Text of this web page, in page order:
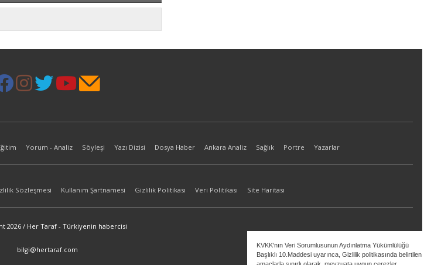
KVKK'nın Veri Sorumlusunun Aydınlatma Yükümlülüğü
Başlıklı 10.Maddesi uyarınca, Gizlilik politikasında belirtilen
Yorum - Analiz Söyleşi Yazı Dizisi Dosya Haber Ankara Analiz Sağlık Portre Yazarlar
Sözleşmesi Kullanım Şartnamesi Gizlilik Politikası Veri Politikası Site Haritası
2026 / Her Taraf - Türkiyenin habercisi
bilgi@hertaraf.com